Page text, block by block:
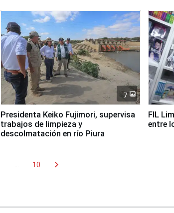
7
Presidenta Keiko Fujimori, supervisa
trabajos de limpieza y
descolmatación en río Piura
FIL
entre
10 chevron_right